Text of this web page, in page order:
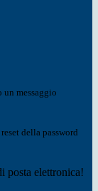
un messaggio
della password
posta elettronica!